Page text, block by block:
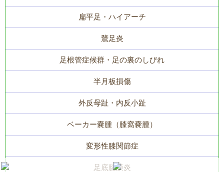
扁平足・ハイアーチ
鵞足炎
足根管症候群・足の裏のしびれ
半月板損傷
外反母趾・内反小趾
ベーカー嚢腫（膝窩嚢腫）
変形性膝関節症
足底腱膜炎